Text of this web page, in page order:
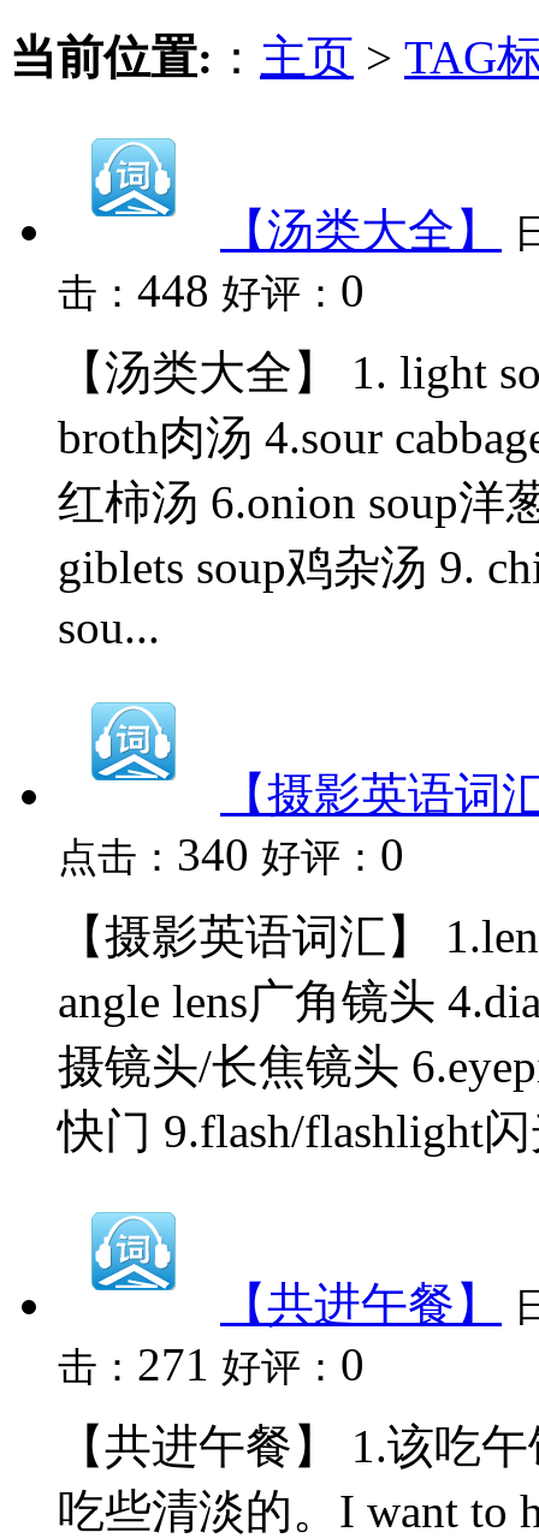
当前位置: ： 主页 > TAG
【汤类大全】
击： 448 好评： 0
【汤类大全】 1. light
broth肉汤 4.sour
红柿汤 6.onion soup洋
giblets soup鸡杂汤 9.
sou...
【摄影英语词
点击： 340 好评： 0
【摄影英语词汇】
angle lens广角镜头
摄镜头/长焦镜头
快门 9.flash/flashlight
【共进午餐】
击： 271 好评： 0
【共进午餐】 1.该吃
吃些清淡的。I want to